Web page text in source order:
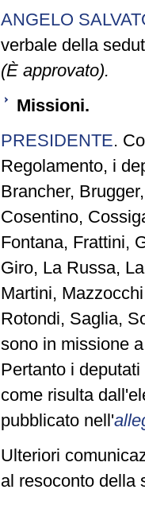
ANGELO
verbale della
(È approvato).
Missioni.
PRESIDENTE.
Regolamento, i
Brancher,
Cosentino,
Fontana, Frattini,
Giro, La Russa,
Martini,
Rotondi, Saglia,
sono in missione
Pertanto i
come risulta
pubblicato nell'
Ulteriori
al resoconto della